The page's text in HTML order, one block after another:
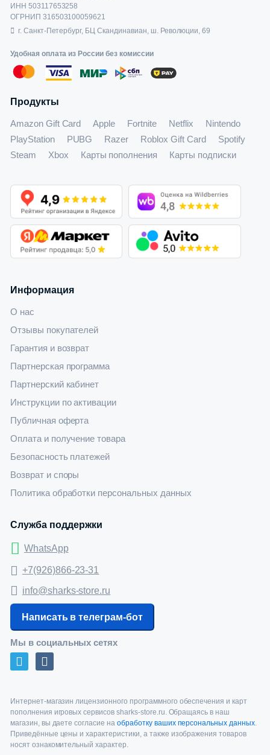
ИНН 503117653258
ОГРНИП 316503100059621
г. Санкт-Петербург, БЦ Скандинавиан, ш. Революции, 69
Удобная оплата из России без комиссии
Продукты
Amazon Gift Card Apple Fortnite Netflix
Nintendo
PlayStation
PUBG Razer Roblox Gift Card
Spotify
Steam
Xbox Карты пополнения Карты подписки
Информация
О нас
Отзывы покупателей
Гарантия и возврат
Партнерская программа
Партнерский кабинет
Инструкции по активации
Публичная оферта
Оплата и получение товара
Безопасность платежей
Возврат и споры
Политика обработки персональных данных
Служба поддержки
WhatsApp
+7(926)866-23-31
info@sharks-store.ru
Написать в телеграм-бот
Мы в социальных сетях
Интернет-магазин лицензионного программного обеспечения и карт
пополнения игровых сервисов sharks-store.ru. Обращаясь в наш
магазин, вы даете согласие на обработку ваших персональных данных.
Приведённые цены и характеристики, а также изображения товаров
носят ознакомительный характер.